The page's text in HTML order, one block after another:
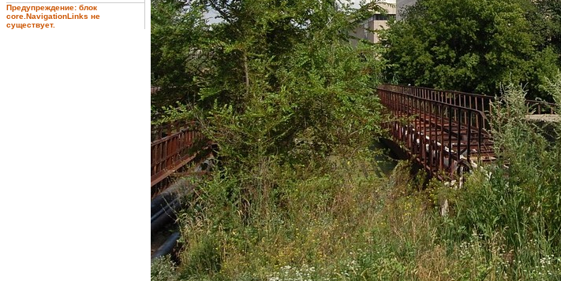
Предупреждение: блок
core.NavigationLinks не
существует.